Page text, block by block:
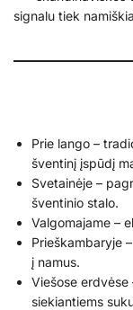
signalu tiek
Prie lango –
šventinį įspūdį
Svetainėje –
šventinio stalo.
Valgomajame –
Prieškambaryje
į namus.
Viešose erdvėse
siekiantiems